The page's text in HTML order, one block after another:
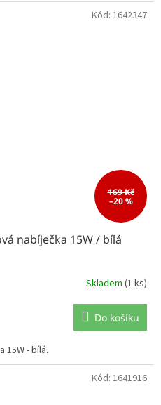
169 Kč
–20 %
nabíječka 15W / bílá
Skladem (1 ks)
Do košíku
15W - bílá.
Kód: 1642347
Kód: 1641916